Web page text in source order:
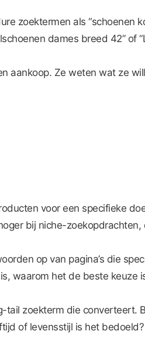
zoektermen als “schoenen
dames breed 42” of
aankoop. Ze weten wat ze
voor een specifieke
bij niche-zoekopdrachten,
op van pagina’s die
waarom het de beste keuze
tail zoekterm die converteert.
of levensstijl is het